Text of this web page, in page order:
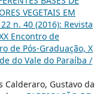
VEGETAIS EM
n. 40 (2016): Revista
Encontro de
de Pós-Graduação, X
do Vale do Paraíba /
Calderaro, Gustavo da